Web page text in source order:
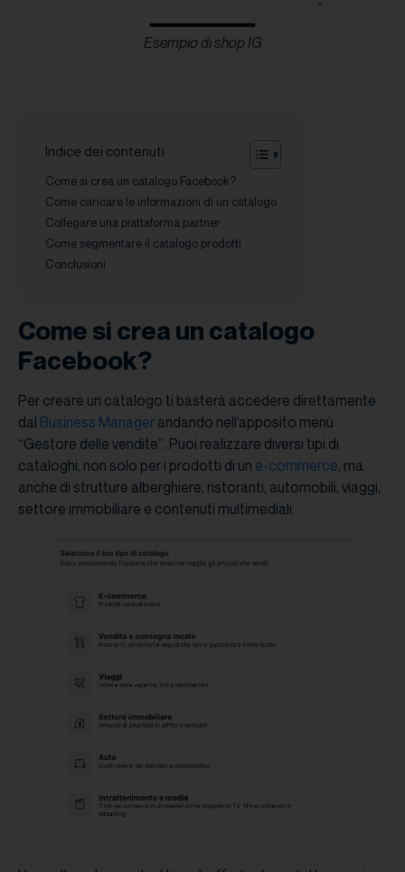
Esempio di shop IG
Indice dei contenuti
Come si crea un catalogo Facebook?
Come caricare le informazioni di un catalogo
Collegare una piattaforma partner
Come segmentare il catalogo prodotti
Conclusioni
Come si crea un catalogo
Facebook?
Per creare un catalogo ti basterà accedere direttamente
dal Business Manager andando nell’apposito menù
“Gestore delle vendite”. Puoi realizzare diversi tipi di
cataloghi, non solo per i prodotti di un e-commerce, ma
anche di strutture alberghiere, ristoranti, automobili, viaggi,
settore immobiliare e contenuti multimediali.